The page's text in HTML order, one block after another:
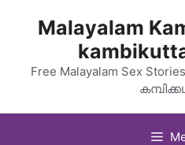
Malayalam
Free Malayalam Sex